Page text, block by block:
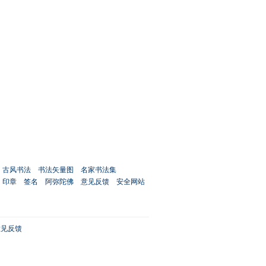
古风书法 书法矢量图
名家书法集
印章 签名 阿弥陀佛 意见反馈
安全网站
反馈